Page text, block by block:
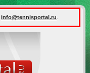
info@tennisportal.ru